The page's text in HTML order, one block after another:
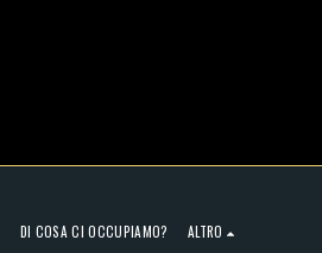
DI COSA CI OCCUPIAMO? ALTRO